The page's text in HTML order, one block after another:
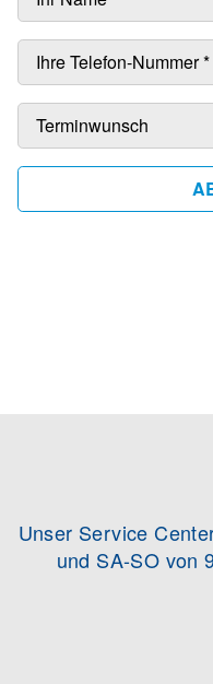
Unser Service
und SA-SO von